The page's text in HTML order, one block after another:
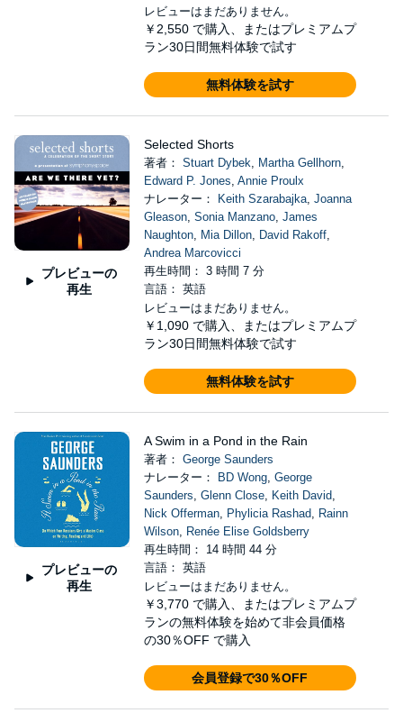
レビューはまだありません。
￥2,550 で購入、またはプレミアムプ
ラン30日間無料体験で試す
無料体験を試す
プレビューの
再生
Selected Shorts
著者： Stuart Dybek, Martha Gellhorn,
Edward P. Jones, Annie Proulx
ナレーター：
Keith Szarabajka, Joanna
Gleason, Sonia Manzano, James
Naughton, Mia Dillon, David Rakoff,
Andrea Marcovicci
再生時間： 3 時間 7 分
言語： 英語
レビューはまだありません。
￥1,090 で購入、またはプレミアムプ
ラン30日間無料体験で試す
無料体験を試す
プレビューの
再生
A Swim in a Pond in the Rain
著者： George Saunders
ナレーター：
BD Wong, George
Saunders, Glenn Close, Keith David,
Nick Offerman, Phylicia Rashad, Rainn
Wilson, Renée Elise Goldsberry
再生時間： 14 時間 44 分
言語： 英語
レビューはまだありません。
￥3,770 で購入、またはプレミアムプ
ランの無料体験を始めて非会員価格
の30％OFF で購入
会員登録で30％OFF